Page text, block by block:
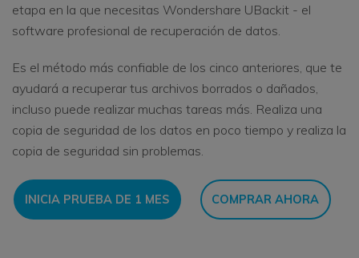
etapa en la que necesitas Wondershare UBackit - el
software profesional de recuperación de datos.
Es el método más confiable de los cinco anteriores, que te
ayudará a recuperar tus archivos borrados o dañados,
incluso puede realizar muchas tareas más. Realiza una
copia de seguridad de los datos en poco tiempo y realiza la
copia de seguridad sin problemas.
INICIA PRUEBA DE 1 MES COMPRAR AHORA